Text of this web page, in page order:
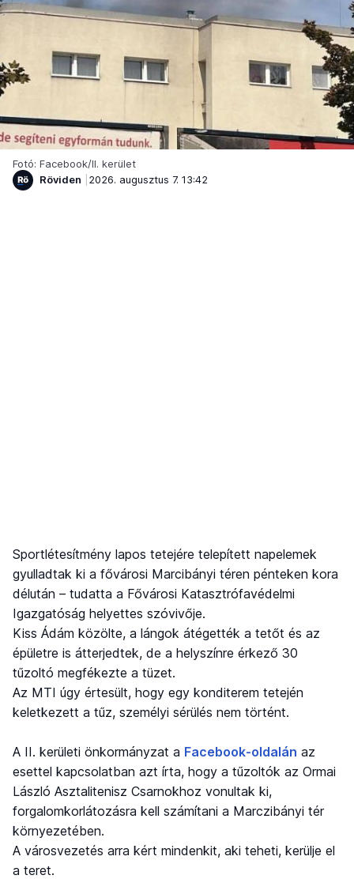
Fotó: Facebook/II. kerület
Röviden
2026. augusztus 7. 13:42
Sportlétesítmény lapos tetejére telepített napelemek
gyulladtak ki a fővárosi Marcibányi téren pénteken kora
délután – tudatta a Fővárosi Katasztrófavédelmi
Igazgatóság helyettes szóvivője.
Kiss Ádám közölte, a lángok átégették a tetőt és az
épületre is átterjedtek, de a helyszínre érkező 30
tűzoltó megfékezte a tüzet.
Az MTI úgy értesült, hogy egy konditerem tetején
keletkezett a tűz, személyi sérülés nem történt.
A II. kerületi önkormányzat a Facebook-oldalán az
esettel kapcsolatban azt írta, hogy a tűzoltók az Ormai
László Asztalitenisz Csarnokhoz vonultak ki,
forgalomkorlátozásra kell számítani a Marczibányi tér
környezetében.
A városvezetés arra kért mindenkit, aki teheti, kerülje el
a teret.